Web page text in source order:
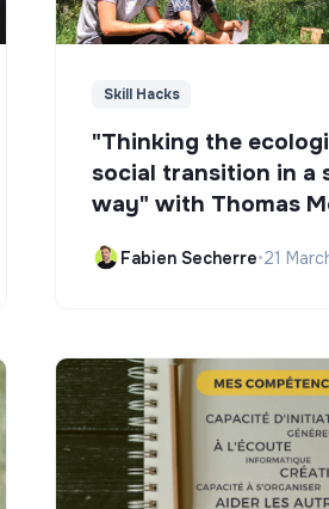
Skill Hacks
"Thinking the
social transition in a
way" with Thomas
Fabien Secherre•21